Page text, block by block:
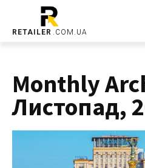
RETAILER .COM.UA
Monthly
Листопад,